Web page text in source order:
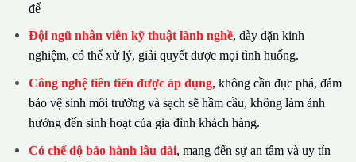
để
Đội ngũ nhân viên kỹ thuật lành nghề, dày dặn kinh
nghiệm, có thể xử lý, giải quyết được mọi tình huống.
Công nghệ tiên tiến được áp dụng, không cần đục phá, đảm
bảo vệ sinh môi trường và sạch sẽ hầm cầu, không làm ảnh
hưởng đến sinh hoạt của gia đình khách hàng.
Có chế dộ bảo hành lâu dài, mang đến sự an tâm và uy tín